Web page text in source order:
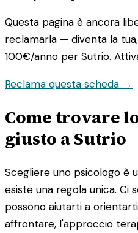
Questa pagina è ancora
reclamarla — diventa la
100€/anno per Sutrio.
Reclama questa scheda →
Come trovare
giusto a Sutrio
Scegliere uno psicologo è
esiste una regola unica.
possono aiutarti a
affrontare, l'approccio